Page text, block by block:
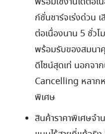
ก์ชั่นชาร์จเร่งด่วน
ต่อเนื่องนาน 5 ชั่วโ
พร้อมรับของสมนา
ดีไซน์สุดเท่ นอกจ
Cancelling หลาก
พิเศษ
สินค้าราคาพิเศษจ